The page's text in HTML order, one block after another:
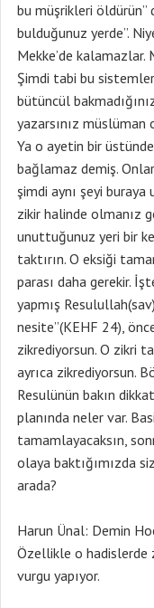
bu müşrikleri öldürün”
bulduğunuz yerde”.
Mekke’de kalamazlar.
Şimdi tabi bu
bütüncül
yazarsınız müslüman
Ya o ayetin bir
bağlamaz demiş.
şimdi aynı şeyi buraya
zikir halinde olmanız
unuttuğunuz yeri bir
taktırın. O eksiği
parası daha gerekir.
yapmış
nesite”(KEHF 24),
zikrediyorsun. O zikri
ayrıca zikrediyorsun.
Resulünün bakın
planında neler var.
tamamlayacaksın,
olaya baktığımızda
arada?
Harun Ünal: Demin
Özellikle o hadislerde
vurgu yapıyor.